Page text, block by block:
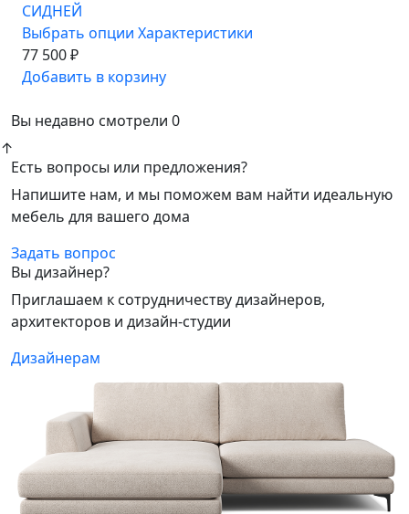
СИДНЕЙ
Выбрать опции Характеристики
77 500 ₽
Добавить в корзину
Вы недавно смотрели 0
↑
Есть вопросы или предложения?
Напишите нам, и мы поможем вам найти идеальную
мебель для вашего дома
Задать вопрос
Вы дизайнер?
Приглашаем к сотрудничеству дизайнеров,
архитекторов и дизайн-студии
Дизайнерам